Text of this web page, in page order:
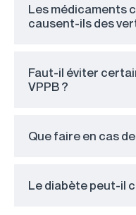
Les médicaments
causent-ils des
Faut-il éviter
VPPB ?
Que faire en cas
Le diabète peut-il